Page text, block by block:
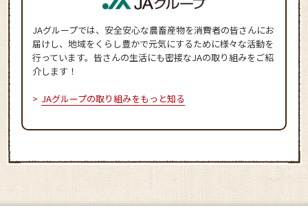
JAグループでは、安全安心な農畜産物を消費者の皆さんにお
届けし、地域をくらし豊かで元気にするために様々な活動を
行っています。皆さんの生活にも密接なJAの取り組みをご紹
介します！
JAグループの取り組みをもっと知る